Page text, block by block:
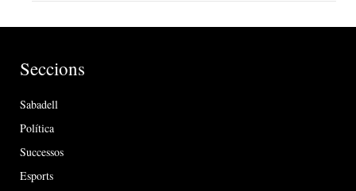
Seccions
Sabadell
Política
Successos
Esports